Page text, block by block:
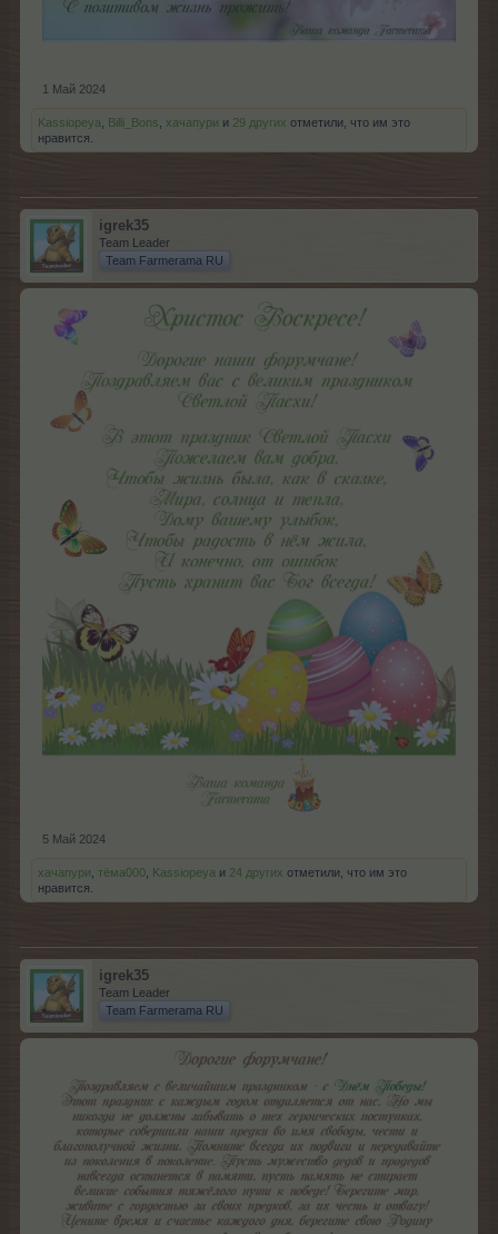
1 Май 2024
Kassiopeya Billi_Bons хачапури и 29 других отметили, что им это
нравится.
igrek35
Team Leader
Team Farmerama RU
5 Май 2024
хачапури тёма000 Kassiopeya и 24 других отметили, что им это
нравится.
igrek35
Team Leader
Team Farmerama RU